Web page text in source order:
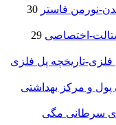
30
اختصاصی 29
فلزی-تاریخچه پل فلزی
و مرکز بهداشتی
سرطانی مگی